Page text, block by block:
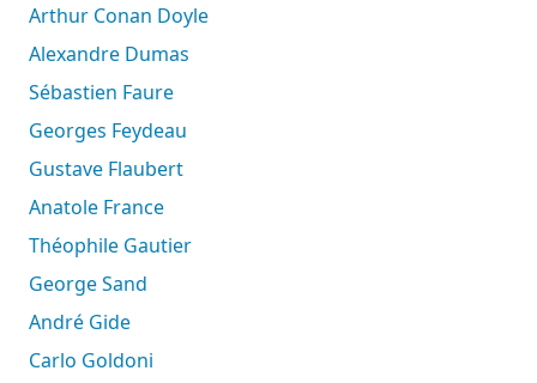
Arthur Conan Doyle
Alexandre Dumas
Sébastien Faure
Georges Feydeau
Gustave Flaubert
Anatole France
Théophile Gautier
George Sand
André Gide
Carlo Goldoni